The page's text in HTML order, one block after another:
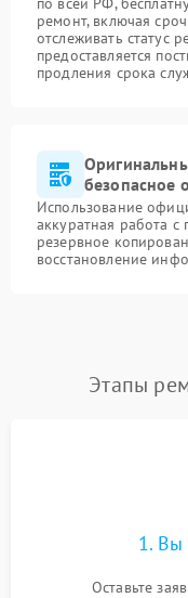
ремонт, включая
отслеживать статус
предоставляется
продления срока
безопасное
Использование
аккуратная работа
резервное
восстановление
Этапы
1. Вы
Оставьте